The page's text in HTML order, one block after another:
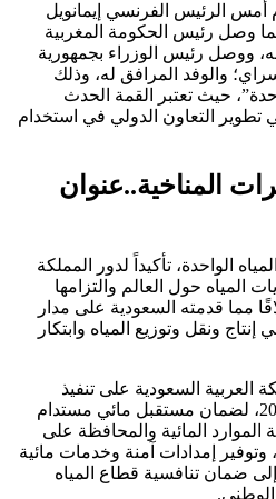
أمس الرئيس الفرنسي إيمانويل
وصل رئيس الحكومة المغربية
ووصل رئيس الوزراء بجمهورية
والوفد المرافق له، وذلك
حيث تعتبر القمة الحدث
تطوير التعاون الدولي في استخدام
المناخية..عنوان
الواحدة، تأكيداً لدور المملكة
المياه حول العالم والتزامها
مما قدمته السعودية على مدار
ونقل وتوزيع المياه وابتكار
السعودية على تنفيذ
الإستراتيجية الوطنية للمياه 2030، لضمان مستقبل مائي مستدام
المائية والمحافظة على
وتوفير إمدادات آمنة وخدمات مائية
إلى ضمان تنافسية قطاع المياه
الوطني.